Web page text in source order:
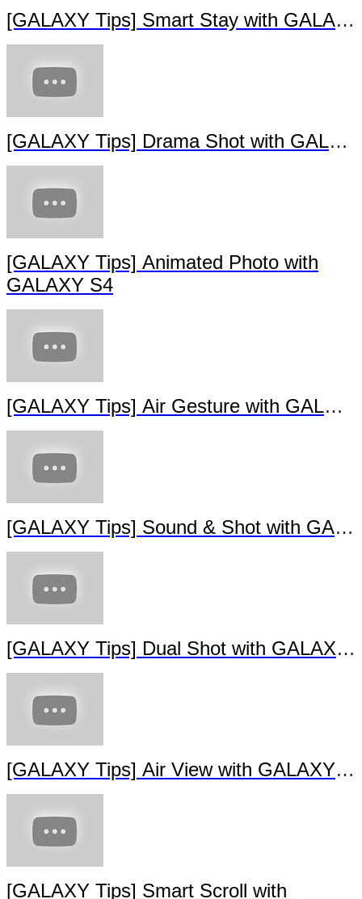
[GALAXY Tips] Eraser with GALAXY S4
[GALAXY Tips] Smart Stay with
[GALAXY Tips] Drama Shot with
[GALAXY Tips] Animated Photo with
GALAXY S4
[GALAXY Tips] Air Gesture with
[GALAXY Tips] Sound & Shot with
[GALAXY Tips] Dual Shot with GALAXY